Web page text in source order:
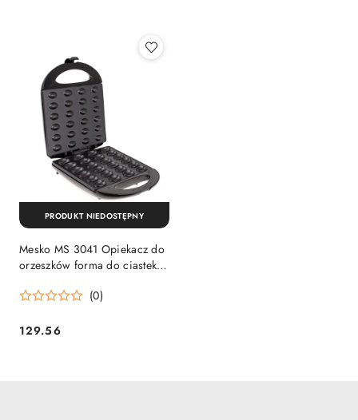
Mesko MS 3041 Opiekacz do
orzeszków forma do ciastek
(0)
Cena:
129.56
PRODUKT NIEDOSTĘPNY